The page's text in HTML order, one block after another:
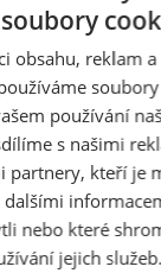
1
vzorů
z vody,
z kamenů,
obsahuje
motiv
obsahu, reklam
používání
s našimi
partnery, kteří je
nebo které
jejich